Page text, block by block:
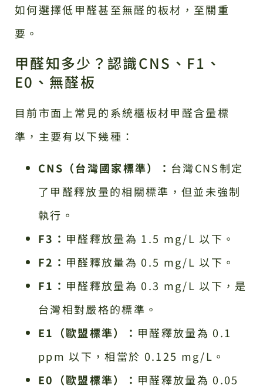
如何選擇低甲醛甚至無醛的板材，至關重
要。
甲醛知多少？認識CNS、F1、
E0、無醛板
目前市面上常見的系統櫃板材甲醛含量標
準，主要有以下幾種：
CNS（台灣國家標準）： 台灣CNS制定
了甲醛釋放量的相關標準，但並未強制
執行。
F3： 甲醛釋放量為 1.5 mg/L 以下。
F2： 甲醛釋放量為 0.5 mg/L 以下。
F1： 甲醛釋放量為 0.3 mg/L 以下，是
台灣相對嚴格的標準。
E1（歐盟標準）： 甲醛釋放量為 0.1
ppm 以下，相當於 0.125 mg/L。
E0（歐盟標準）： 甲醛釋放量為 0.05